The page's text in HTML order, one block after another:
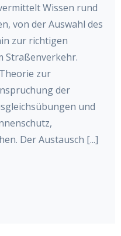
Wissen rund
von der Auswahl des
zur richtigen
Straßenverkehr.
zur
der
und
Der Austausch [...]